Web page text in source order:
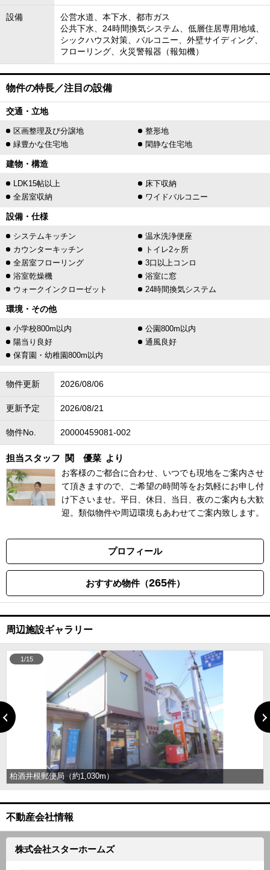
設備
公営水道、本下水、都市ガス
公共下水、24時間換気システム、低層住居専用地域、
シックハウス対策、バルコニー、外壁サイディング、
フローリング、火災警報器（報知機）
物件の特長／注目の設備
交通・立地
区画整理及び分譲地
整形地
緑豊かな住宅地
閑静な住宅地
建物・構造
LDK15帖以上
床下収納
全居室収納
ワイドバルコニー
設備・仕様
システムキッチン
温水洗浄便座
カウンターキッチン
トイレ2ヶ所
全居室フローリング
3口以上コンロ
浴室乾燥機
浴室に窓
ウォークインクローゼット
24時間換気システム
環境・その他
小学校800m以内
公園800m以内
陽当り良好
通風良好
保育園・幼稚園800m以内
物件更新 2026/08/06
更新予定 2026/08/21
物件No. 20000459081-002
担当スタッフ 関 優菜 より
お客様のご都合に合わせ、いつでも現地をご案内させ
て頂きますので、ご希望の時間等をお気軽にお申し付
け下さいませ。平日、休日、当日、夜のご案内も大歓
迎。類似物件や周辺環境もあわせてご案内致します。
プロフィール
おすすめ物件（265件）
周辺施設ギャラリー
柏酒井根郵便局（約1,030m）
1/15
不動産会社情報
株式会社スターホームズ